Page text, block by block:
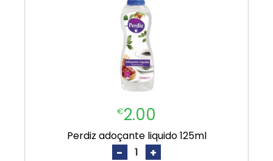
€2.00
perdiz adoçante liquido 125ml
- +